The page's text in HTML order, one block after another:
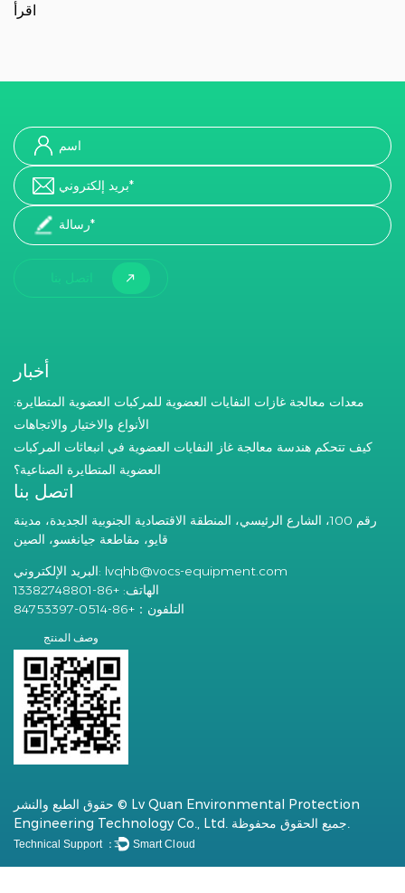
اقرأ
اتصل بنا
أخبار
معدات معالجة غازات النفايات العضوية للمركبات العضوية المتطايرة:
الأنواع والاختيار والاتجاهات
كيف تتحكم هندسة معالجة غاز النفايات العضوية في انبعاثات المركبات
العضوية المتطايرة الصناعية؟
اتصل بنا
رقم 100، الشارع الرئيسي، المنطقة الاقتصادية الجنوبية الجديدة، مدينة
قايو، مقاطعة جيانغسو، الصين
البريد الإلكتروني: lvqhb@vocs-equipment.com
الهاتف: +86-13382748801
التلفون：+86-0514-84753397
وصف المنتج
حقوق الطبع والنشر © Lv Quan Environmental Protection
Engineering Technology Co., Ltd. جميع الحقوق محفوظة.
Technical Support ： Smart Cloud